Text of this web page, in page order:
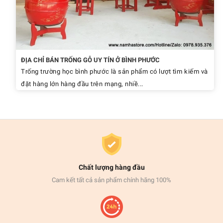
ĐỊA CHỈ BÁN TRỐNG GỖ UY TÍN Ở BÌNH PHƯỚC
Trống trường học bình phước là sản phẩm có lượt tìm kiếm và
đặt hàng lớn hàng đầu trên mạng, nhiề...
Chất lượng hàng đầu
Cam kết tất cả sản phẩm chính hãng 100%